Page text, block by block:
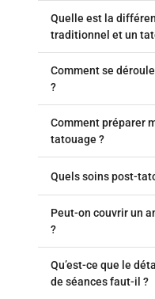
Quelle est la
traditionnel et un
Comment se
?
Comment préparer
tatouage ?
Quels soins post-
Peut-on couvrir un
?
Qu’est-ce que le
de séances faut-il ?